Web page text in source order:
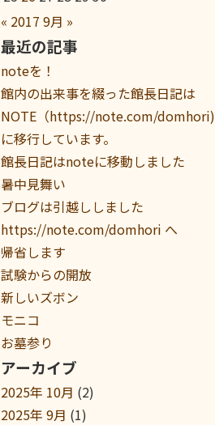
« 2017 9月 »
最近の記事
noteを！
館内の出来事を綴った館長日記は
NOTE（https://note.com/domhori)
に移行しています。
館長日記はnoteに移動しました
暑中見舞い
ブログは引越ししました
https://note.com/domhori へ
帰省します
試験からの開放
新しいズボン
モニコ
お墓参り
アーカイブ
2025年 10月 (2)
2025年 9月 (1)